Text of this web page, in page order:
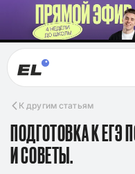
К другим статьям
ПОДГОТОВКА К ЕГЭ
И СОВЕТЫ.